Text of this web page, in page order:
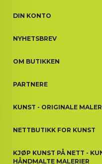
DIN KONTO
NYHETSBREV
OM BUTIKKEN
PARTNERE
KUNST - ORIGINALE
NETTBUTIKK FOR KUNST
KJØP KUNST PÅ NETT -
HÅNDMALTE MALERIER